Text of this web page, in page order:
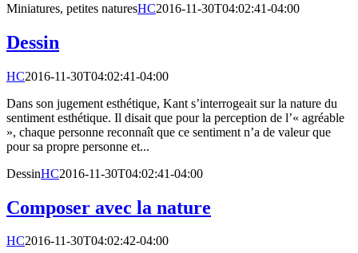
Miniatures, petites naturesHC2016-11-30T04:02:41-04:00
Dessin
HC2016-11-30T04:02:41-04:00
Dans son jugement esthétique, Kant s’interrogeait sur la nature du
sentiment esthétique. Il disait que pour la perception de l’« agréable
», chaque personne reconnaît que ce sentiment n’a de valeur que
pour sa propre personne et...
DessinHC2016-11-30T04:02:41-04:00
Composer avec la nature
HC2016-11-30T04:02:42-04:00